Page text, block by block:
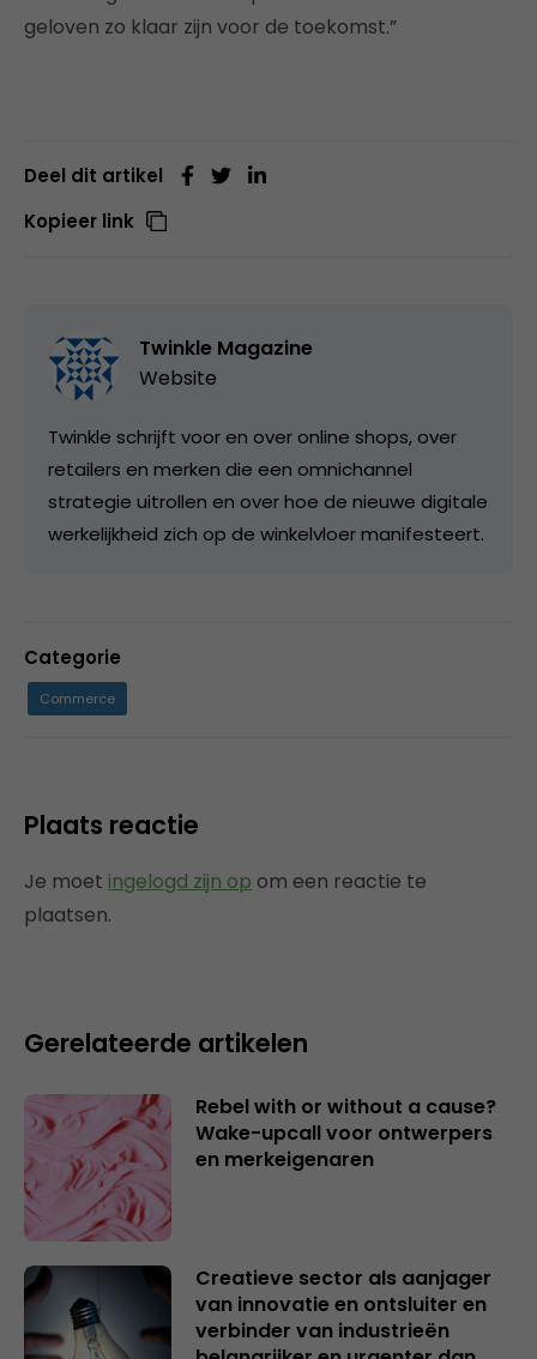
geloven zo klaar zijn voor de toekomst.”
Deel dit artikel
Kopieer link
Twinkle Magazine
Website
Twinkle schrijft voor en over online shops, over
retailers en merken die een omnichannel
strategie uitrollen en over hoe de nieuwe digitale
werkelijkheid zich op de winkelvloer manifesteert.
Categorie
Commerce
Plaats reactie
Je moet ingelogd zijn op om een reactie te
plaatsen.
Gerelateerde artikelen
Rebel with or without a cause?
Wake-upcall voor ontwerpers
en merkeigenaren
Creatieve sector als aanjager
van innovatie en ontsluiter en
verbinder van industrieën